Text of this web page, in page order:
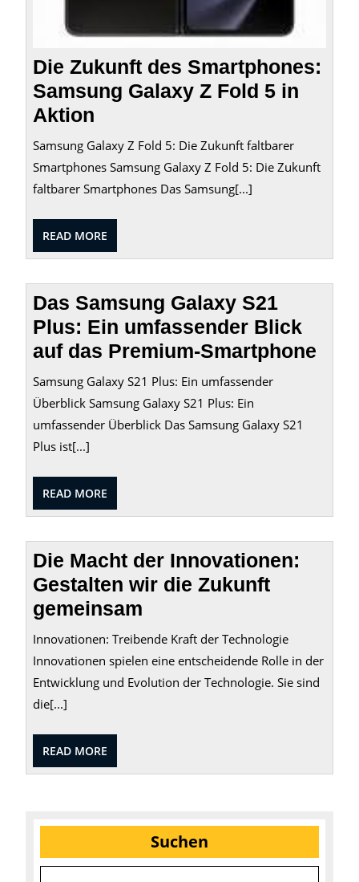
Die Zukunft des Smartphones:
Samsung Galaxy Z Fold 5 in
Aktion
Samsung Galaxy Z Fold 5: Die Zukunft faltbarer
Smartphones Samsung Galaxy Z Fold 5: Die Zukunft
faltbarer Smartphones Das Samsung[...]
READ MORE
MORE
Das Samsung Galaxy S21
Plus: Ein umfassender Blick
auf das Premium-Smartphone
Samsung Galaxy S21 Plus: Ein umfassender
Überblick Samsung Galaxy S21 Plus: Ein
umfassender Überblick Das Samsung Galaxy S21
Plus ist[...]
READ MORE
MORE
Die Macht der Innovationen:
Gestalten wir die Zukunft
gemeinsam
Innovationen: Treibende Kraft der Technologie
Innovationen spielen eine entscheidende Rolle in der
Entwicklung und Evolution der Technologie. Sie sind
die[...]
READ MORE
MORE
Suchen